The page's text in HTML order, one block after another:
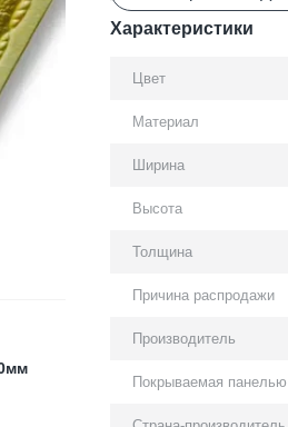
Характеристики
Цвет
Материал
Ширина
Высота
Толщина
Причина распродажи
Производитель
Покрываемая